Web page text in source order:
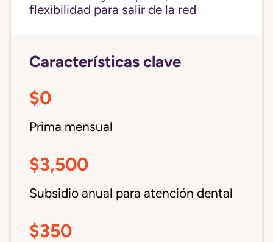
flexibilidad para salir de la red
Características clave
$0
Prima mensual
$3,500
Subsidio anual para atención dental
$350